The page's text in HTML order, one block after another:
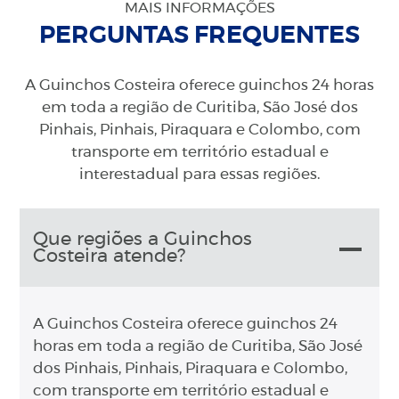
MAIS INFORMAÇÕES
PERGUNTAS FREQUENTES
A Guinchos Costeira oferece guinchos 24 horas
em toda a região de Curitiba, São José dos
Pinhais, Pinhais, Piraquara e Colombo, com
transporte em território estadual e
interestadual para essas regiões.
Que regiões a Guinchos
Costeira atende?
A Guinchos Costeira oferece guinchos 24
horas em toda a região de Curitiba, São José
dos Pinhais, Pinhais, Piraquara e Colombo,
com transporte em território estadual e